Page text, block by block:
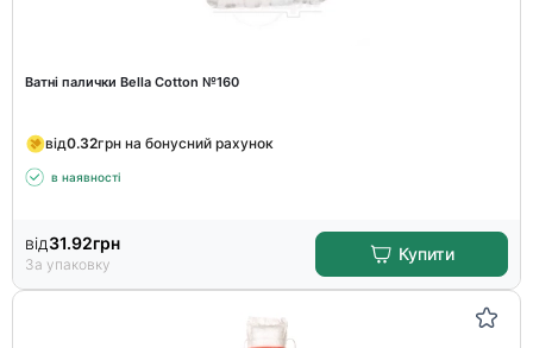
Ватні палички Bella Cotton №160
від0.32грн на бонусний рахунок
в наявності
від31.92грн
За упаковку
Купити